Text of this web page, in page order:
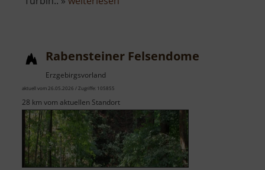
Rabensteiner Felsendome
Erzgebirgsvorland
aktuell vom 26.05.2026 / Zugriffe: 105855
28 km vom aktuellen Standort